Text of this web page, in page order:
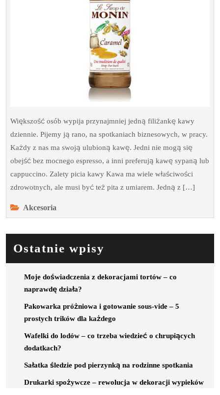
Większość osób wypija przynajmniej jedną filiżankę kawy
dziennie. Pijemy ją rano, na spotkaniach biznesowych, w pracy.
Każdy z nas ma swoją ulubioną kawę. Jedni nie mogą się
obejść bez mocnego espresso, a inni preferują kawę sypaną lub
cappuccino. Zalety picia kawy Kawa ma wiele właściwości
zdrowotnych, ale musi być też pita z umiarem. Jedną z […]
Akcesoria
Ostatnie wpisy
Moje doświadczenia z dekoracjami tortów – co
naprawdę działa?
Pakowarka próżniowa i gotowanie sous-vide – 5
prostych trików dla każdego
Wafelki do lodów – co trzeba wiedzieć o chrupiących
dodatkach?
Sałatka śledzie pod pierzynką na rodzinne spotkania
Drukarki spożywcze – rewolucja w dekoracji wypieków